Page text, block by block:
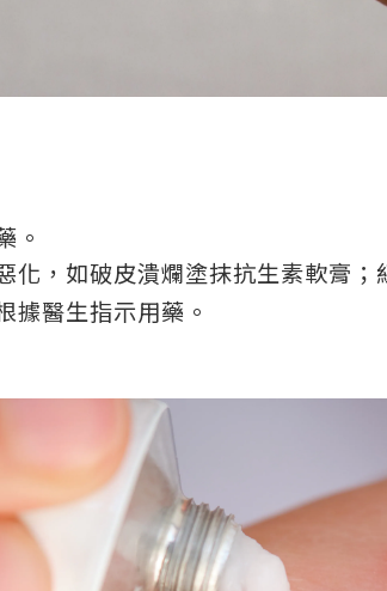
。
化，如破皮潰爛塗抹抗生素軟膏
據醫生指示用藥。